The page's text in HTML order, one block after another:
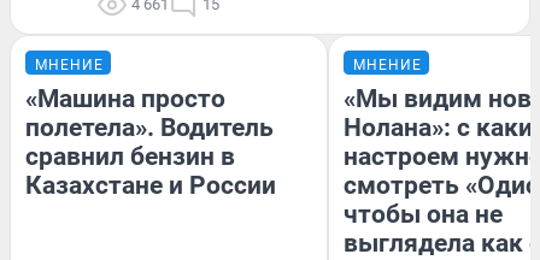
4 661 15
МНЕНИЕ
«Машина просто
полетела». Водитель
сравнил бензин в
Казахстане и России
МНЕНИЕ
«Мы видим
Нолана»: с
настроем
смотреть
чтобы она не
выглядела как